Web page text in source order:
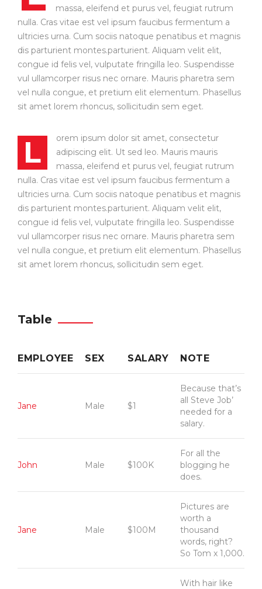
massa, eleifend et purus vel, feugiat rutrum
nulla. Cras vitae est vel ipsum faucibus fermentum a
ultricies urna. Cum sociis natoque penatibus et magnis
dis parturient montes.parturient. Aliquam velit elit,
congue id felis vel, vulputate fringilla leo. Suspendisse
vul ullamcorper risus nec ornare. Mauris pharetra sem
vel nulla congue, et pretium elit elementum. Phasellus
sit amet lorem rhoncus, sollicitudin sem eget.
L
orem ipsum dolor sit amet, consectetur
adipiscing elit. Ut sed leo. Mauris mauris
massa, eleifend et purus vel, feugiat rutrum
nulla. Cras vitae est vel ipsum faucibus fermentum a
ultricies urna. Cum sociis natoque penatibus et magnis
dis parturient montes.parturient. Aliquam velit elit,
congue id felis vel, vulputate fringilla leo. Suspendisse
vul ullamcorper risus nec ornare. Mauris pharetra sem
vel nulla congue, et pretium elit elementum. Phasellus
sit amet lorem rhoncus, sollicitudin sem eget.
Table
EMPLOYEE SEX SALARY NOTE
Jane Male $1
Because that’s
all Steve Job’
needed for a
salary.
John Male $100K
For all the
blogging he
does.
Jane Male $100M
Pictures are
worth a
thousand
words, right?
So Tom x 1,000.
With hair like